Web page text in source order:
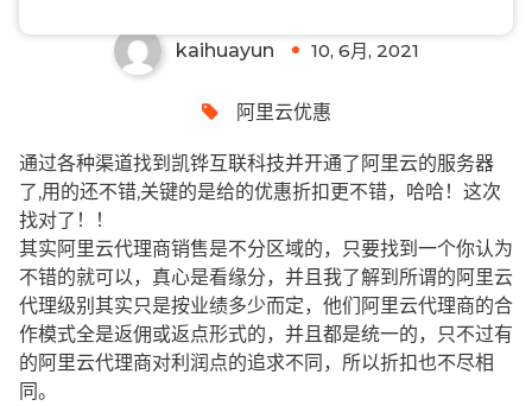
kaihuayun 10, 6月, 2021
阿里云优惠
通过各种渠道找到凯铧互联科技并开通了阿里云的服务器
了,用的还不错,关键的是给的优惠折扣更不错，哈哈！这次
找对了！！
其实阿里云代理商销售是不分区域的，只要找到一个你认为
不错的就可以，真心是看缘分，并且我了解到所谓的阿里云
代理级别其实只是按业绩多少而定，他们阿里云代理商的合
作模式全是返佣或返点形式的，并且都是统一的，只不过有
的阿里云代理商对利润点的追求不同，所以折扣也不尽相
同。